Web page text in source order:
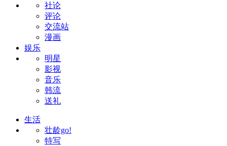
社论
评论
交流站
漫画
娱乐
明星
影视
音乐
韩流
送礼
生活
壮龄go!
特写